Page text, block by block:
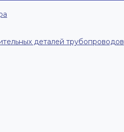
деталей трубопроводов